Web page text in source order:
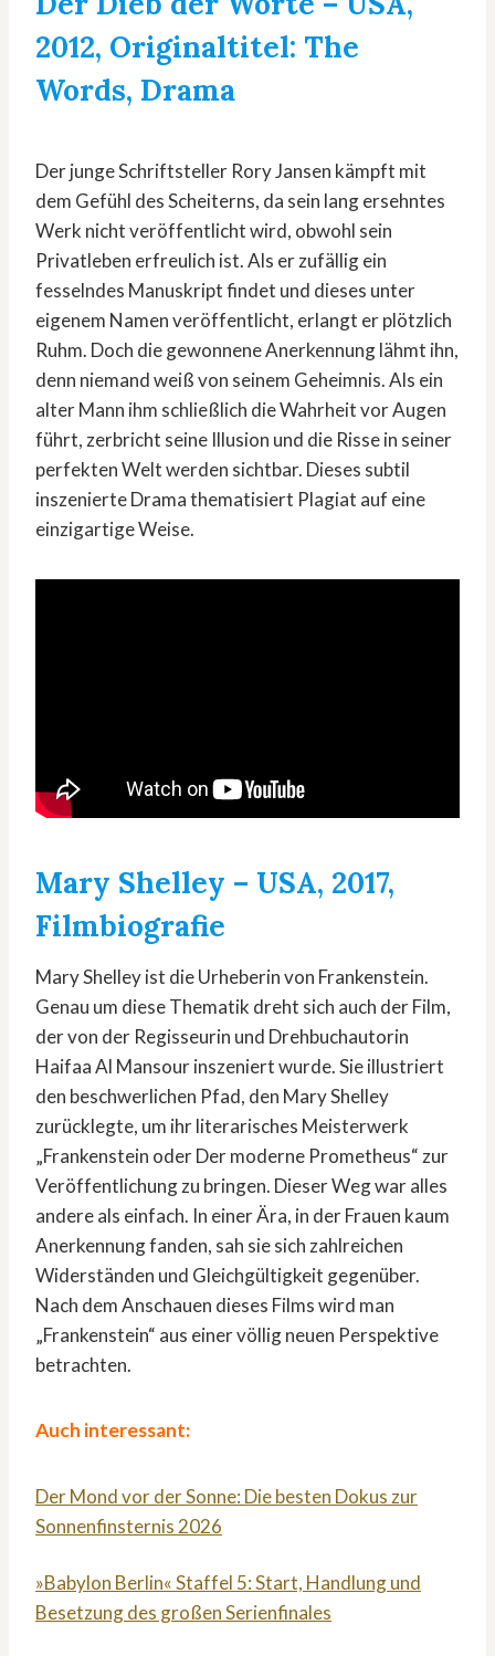
2012, Originaltitel: The
Words, Drama
Der junge Schriftsteller Rory Jansen kämpft mit
dem Gefühl des Scheiterns, da sein lang ersehntes
Werk nicht veröffentlicht wird, obwohl sein
Privatleben erfreulich ist. Als er zufällig ein
fesselndes Manuskript findet und dieses unter
eigenem Namen veröffentlicht, erlangt er plötzlich
Ruhm. Doch die gewonnene Anerkennung lähmt ihn,
denn niemand weiß von seinem Geheimnis. Als ein
alter Mann ihm schließlich die Wahrheit vor Augen
führt, zerbricht seine Illusion und die Risse in seiner
perfekten Welt werden sichtbar. Dieses subtil
inszenierte Drama thematisiert Plagiat auf eine
einzigartige Weise.
Mary Shelley – USA, 2017,
Filmbiografie
Mary Shelley ist die Urheberin von Frankenstein.
Genau um diese Thematik dreht sich auch der Film,
der von der Regisseurin und Drehbuchautorin
Haifaa Al Mansour inszeniert wurde. Sie illustriert
den beschwerlichen Pfad, den Mary Shelley
zurücklegte, um ihr literarisches Meisterwerk
„Frankenstein oder Der moderne Prometheus“ zur
Veröffentlichung zu bringen. Dieser Weg war alles
andere als einfach. In einer Ära, in der Frauen kaum
Anerkennung fanden, sah sie sich zahlreichen
Widerständen und Gleichgültigkeit gegenüber.
Nach dem Anschauen dieses Films wird man
„Frankenstein“ aus einer völlig neuen Perspektive
betrachten.
Auch interessant:
Der Mond vor der Sonne: Die besten Dokus zur
Sonnenfinsternis 2026
»Babylon Berlin« Staffel 5: Start, Handlung und
Besetzung des großen Serienfinales